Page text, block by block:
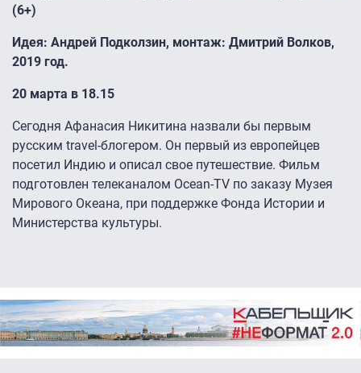
(6+)
Идея: Андрей Подколзин, монтаж: Дмитрий Волков,
2019 год.
20 марта в 18.15
Сегодня Афанасия Никитина назвали бы первым
русским travel-блогером. Он первый из европейцев
посетил Индию и описал свое путешествие. Фильм
подготовлен телеканалом Ocean-TV по заказу Музея
Мирового Океана, при поддержке Фонда Истории и
Министерства культуры.